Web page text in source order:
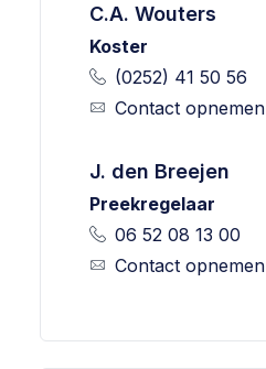
C.A. Wouters
Koster
(0252) 41 50 56
Contact opnemen
J. den Breejen
Preekregelaar
06 52 08 13 00
Contact opnemen